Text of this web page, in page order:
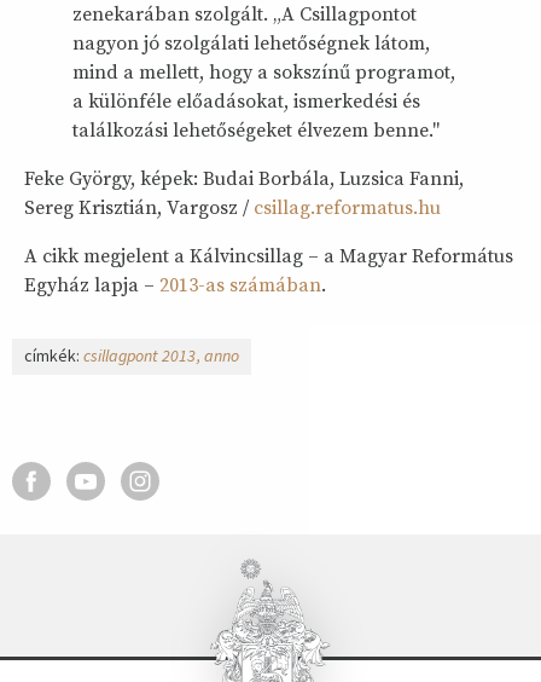
zenekarában szolgált. „A Csillagpontot
nagyon jó szolgálati lehetőségnek látom,
mind a mellett, hogy a sokszínű programot,
a különféle előadásokat, ismerkedési és
találkozási lehetőségeket élvezem benne."
Feke György, képek: Budai Borbála, Luzsica Fanni,
Sereg Krisztián, Vargosz / csillag.reformatus.hu
A cikk megjelent a Kálvincsillag – a Magyar Református
Egyház lapja – 2013-as számában.
címkék: csillagpont 2013 anno